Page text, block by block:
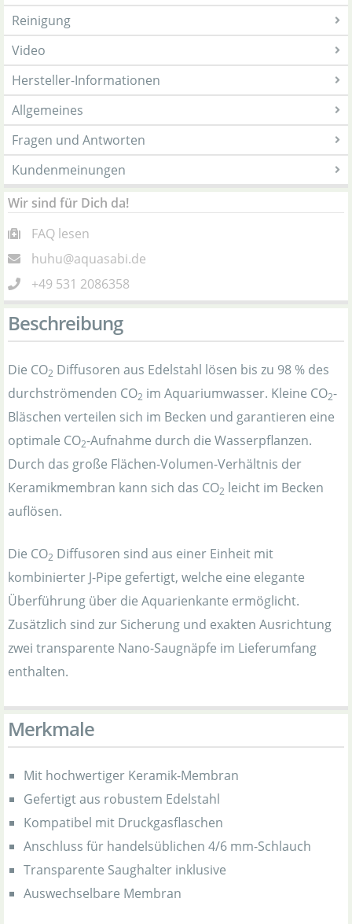
Reinigung
Video
Hersteller-Informationen
Allgemeines
Fragen und Antworten
Kundenmeinungen
Wir sind für Dich da!
FAQ lesen
huhu@aquasabi.de
+49 531 2086358
Beschreibung
Die CO2 Diffusoren aus Edelstahl lösen bis zu 98 % des
durchströmenden CO2 im Aquariumwasser. Kleine CO2-
Bläschen verteilen sich im Becken und garantieren eine
optimale CO2-Aufnahme durch die Wasserpflanzen.
Durch das große Flächen-Volumen-Verhältnis der
Keramikmembran kann sich das CO2 leicht im Becken
auflösen.
Die CO2 Diffusoren sind aus einer Einheit mit
kombinierter J-Pipe gefertigt, welche eine elegante
Überführung über die Aquarienkante ermöglicht.
Zusätzlich sind zur Sicherung und exakten Ausrichtung
zwei transparente Nano-Saugnäpfe im Lieferumfang
enthalten.
Merkmale
Mit hochwertiger Keramik-Membran
Gefertigt aus robustem Edelstahl
Kompatibel mit Druckgasflaschen
Anschluss für handelsüblichen 4/6 mm-Schlauch
Transparente Saughalter inklusive
Auswechselbare Membran